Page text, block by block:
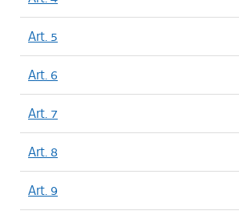
Art. 5
Art. 6
Art. 7
Art. 8
Art. 9